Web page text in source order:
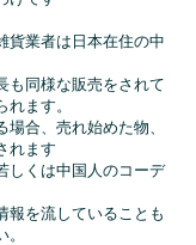
貨業者は日本在住の中
も同様な販売をされて
ます。
合、売れ始めた物、
れます
しくは中国人のコーデ
報を流していることも